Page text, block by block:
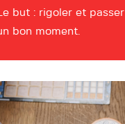
Le but : rigoler et passer
bon moment.